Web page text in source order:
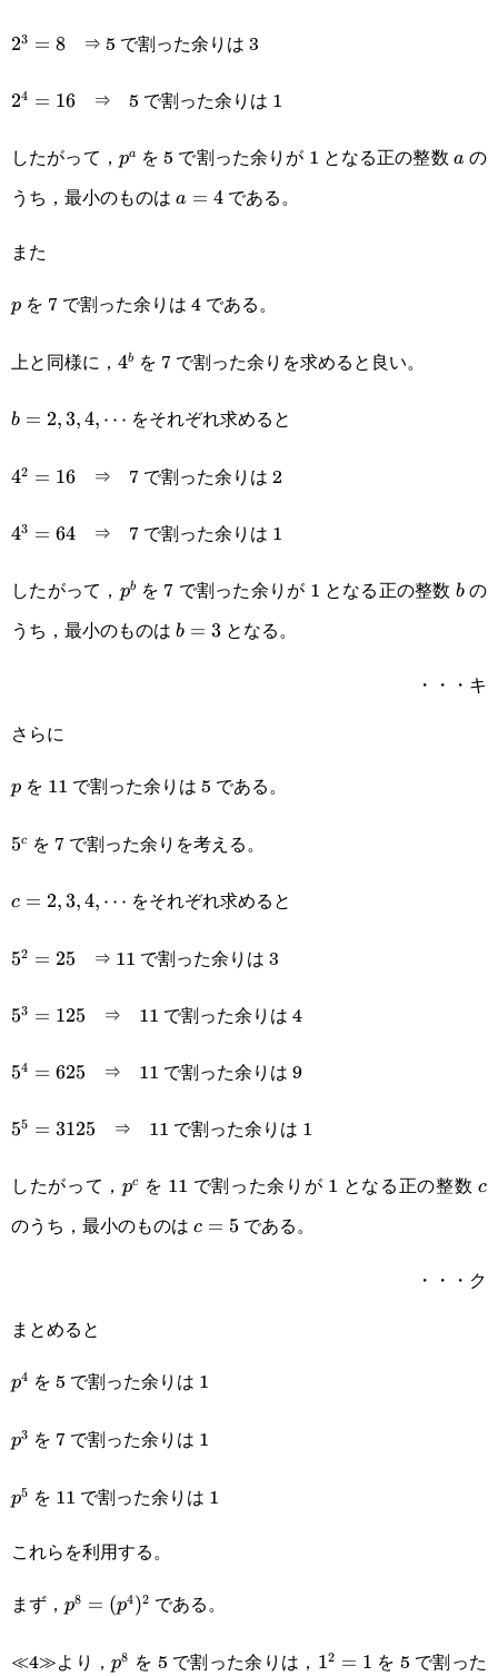
2^3=8
23 = 8⇒ 5 で割った余りは 3
2^4=16
24 = 16⇒ 5 で割った余りは 1
したがって， p^a
pa を 5 で割った余りが 1 となる正の整数 a
a の
うち，最小のものは a=4
a = 4である。
また
p
p を 7 で割った余りは 4 である。
上と同様に， 4^b
4b を 7 で割った余りを求めると良い。
b=2,3,4,\cdots
b = 2,3,4, ⋯ をそれぞれ求めると
4^2=16
42 = 16⇒ 7 で割った余りは 2
4^3=64
43 = 64⇒ 7 で割った余りは 1
したがって， p^b
pb を 7 で割った余りが 1 となる正の整数 b
bの
うち，最小のものは b=3
b = 3となる。
・・・キ
さらに
p
p を 11 で割った余りは 5 である。
5^c
5c を 7 で割った余りを考える。
c=2,3,4,\cdots
c = 2,3,4, ⋯ をそれぞれ求めると
5^2=25
52 = 25 ⇒ 11 で割った余りは 3
5^3=125
53 = 125 ⇒ 11 で割った余りは 4
5^4=625
54 = 625 ⇒ 11 で割った余りは 9
5^5=3125
55 = 3125 ⇒ 11 で割った余りは 1
したがって， p^c
pc を 11 で割った余りが 1 となる正の整数 c
c
のうち，最小のものは c=5
c = 5 である。
・・・ク
まとめると
p^4
p4 を 5 で割った余りは 1
p^3
p3 を 7 で割った余りは 1
p^5
p5 を 11 で割った余りは 1
これらを利用する。
まず， p^8=
p8 = (p4)2 である。
≪4≫より，p^8
p8 を 5 で割った余りは， 1^2=1
12 = 1 を 5 で割った